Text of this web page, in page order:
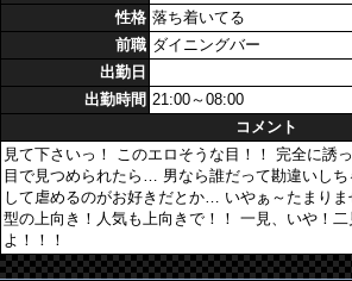
性格 落ち着いてる
前職 ダイニングバー
出勤日
出勤時間 21:00～08:00
コメント
見て下さいっ！ このエロそうな目！！ 完全に誘
目で見つめられたら… 男なら誰だって勘違いし
して虐めるのがお好きだとか… いやぁ～たまり
型の上向き！人気も上向きで！！ 一見、いや！
よ！！！